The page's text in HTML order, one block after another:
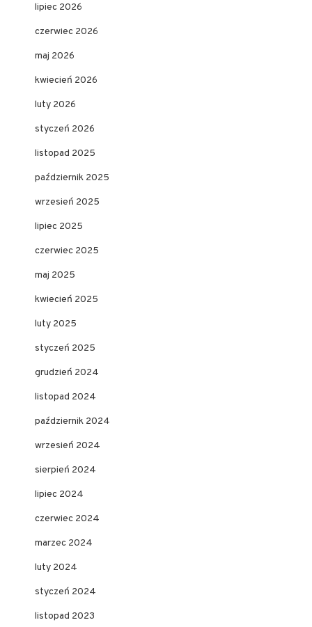
lipiec 2026
czerwiec 2026
maj 2026
kwiecień 2026
luty 2026
styczeń 2026
listopad 2025
październik 2025
wrzesień 2025
lipiec 2025
czerwiec 2025
maj 2025
kwiecień 2025
luty 2025
styczeń 2025
grudzień 2024
listopad 2024
październik 2024
wrzesień 2024
sierpień 2024
lipiec 2024
czerwiec 2024
marzec 2024
luty 2024
styczeń 2024
listopad 2023